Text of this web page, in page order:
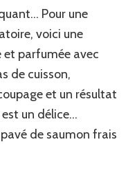
Pour une
voici une
parfumée avec
de cuisson,
et un résultat
un délice…
de saumon frais